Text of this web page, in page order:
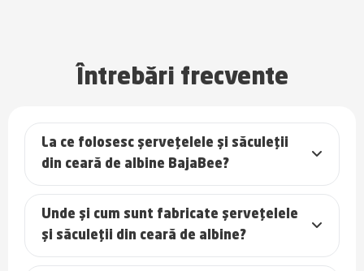
Întrebări frecvente
La ce folosesc șervețelele și săculeții
din ceară de albine BajaBee?
Unde și cum sunt fabricate șervețelele
și săculeții din ceară de albine?